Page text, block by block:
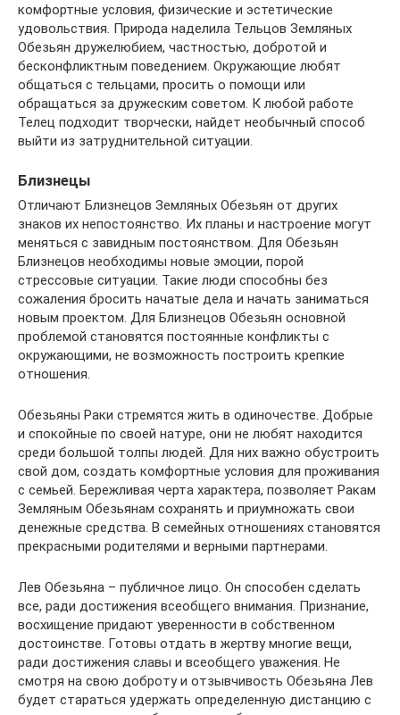
комфортные условия, физические и эстетические
удовольствия. Природа наделила Тельцов Земляных
Обезьян дружелюбием, частностью, добротой и
бесконфликтным поведением. Окружающие любят
общаться с тельцами, просить о помощи или
обращаться за дружеским советом. К любой работе
Телец подходит творчески, найдет необычный способ
выйти из затруднительной ситуации.
Близнецы
Отличают Близнецов Земляных Обезьян от других
знаков их непостоянство. Их планы и настроение могут
меняться с завидным постоянством. Для Обезьян
Близнецов необходимы новые эмоции, порой
стрессовые ситуации. Такие люди способны без
сожаления бросить начатые дела и начать заниматься
новым проектом. Для Близнецов Обезьян основной
проблемой становятся постоянные конфликты с
окружающими, не возможность построить крепкие
отношения.
Обезьяны Раки стремятся жить в одиночестве. Добрые
и спокойные по своей натуре, они не любят находится
среди большой толпы людей. Для них важно обустроить
свой дом, создать комфортные условия для проживания
с семьей. Бережливая черта характера, позволяет Ракам
Земляным Обезьянам сохранять и приумножать свои
денежные средства. В семейных отношениях становятся
прекрасными родителями и верными партнерами.
Лев Обезьяна – публичное лицо. Он способен сделать
все, ради достижения всеобщего внимания. Признание,
восхищение придают уверенности в собственном
достоинстве. Готовы отдать в жертву многие вещи,
ради достижения славы и всеобщего уважения. Не
смотря на свою доброту и отзывчивость Обезьяна Лев
будет стараться удержать определенную дистанцию с